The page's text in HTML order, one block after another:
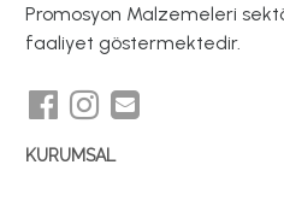
Promosyon Malzemeleri
faaliyet göstermektedir.
KURUMSAL